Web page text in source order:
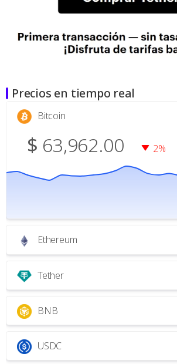
Precios en tiempo real
Bitcoin
$ 63,962.00 2%
Ethereum
Tether
BNB
USDC